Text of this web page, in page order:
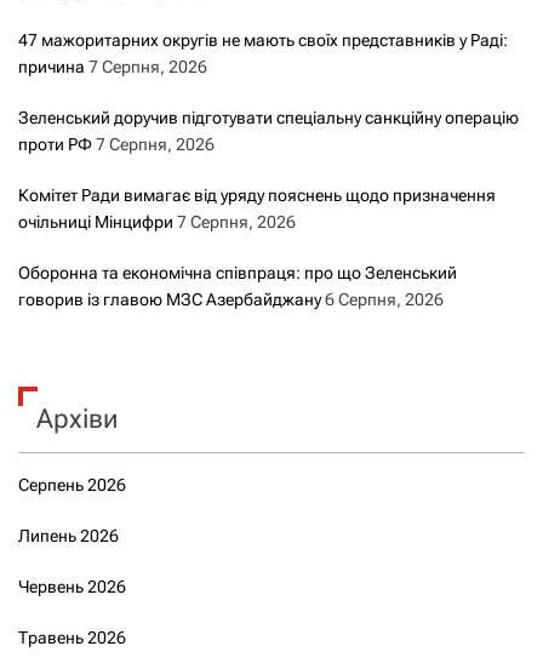
47 мажоритарних округів не мають своїх представників у Раді:
причина 7 Серпня, 2026
Зеленський доручив підготувати спеціальну санкційну операцію
проти РФ7 Серпня, 2026
Комітет Ради вимагає від уряду пояснень щодо призначення
очільниці Мінцифри 7 Серпня, 2026
Оборонна та економічна співпраця: про що Зеленський
говорив із главою МЗС Азербайджану6 Серпня, 2026
Архіви
Серпень 2026
Липень 2026
Червень 2026
Травень 2026